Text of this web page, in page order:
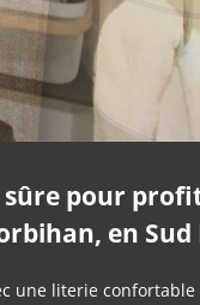
sûre pour
en
une literie